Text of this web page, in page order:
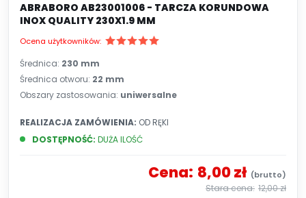
ABRABORO AB23001006 - TARCZA KORUNDOWA
INOX QUALITY 230X1.9 MM
Ocena użytkowników:
Średnica: 230 mm
Średnica otworu: 22 mm
Obszary zastosowania: uniwersalne
DOSTĘPNOŚĆ: DUŻA ILOŚĆ
REALIZACJA ZAMÓWIENIA: OD RĘKI
Cena: 8,00 zł
12,00 zł